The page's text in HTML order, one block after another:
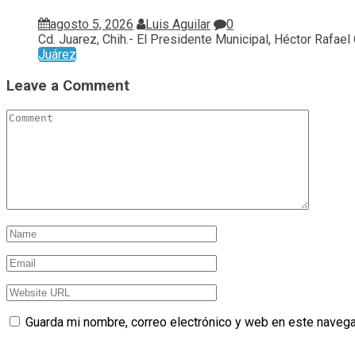
agosto 5, 2026 Luis Aguilar
0
Cd. Juarez, Chih.- El Presidente Municipal, Héctor Rafael
Juárez
Leave a Comment
Guarda mi nombre, correo electrónico y web en este